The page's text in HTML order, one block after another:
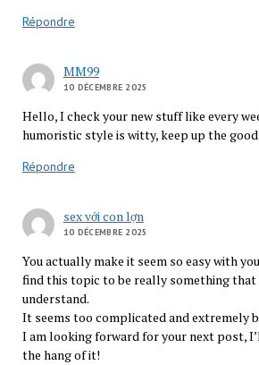
Répondre
MM99
10 DÉCEMBRE 2025
Hello, I check your new stuff like every
humoristic style is witty, keep up the
Répondre
sex với con lợn
10 DÉCEMBRE 2025
You actually make it seem so easy with
find this topic to be really something
understand.
It seems too complicated and extremely
I am looking forward for your next post,
the hang of it!